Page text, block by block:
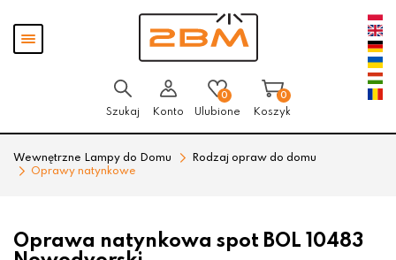
Pokaż
menu
Szukaj Konto
0
Ulubione
0
Koszyk
Wewnętrzne Lampy do Domu
Rodzaj opraw do domu
Oprawy natynkowe
Oprawa natynkowa spot BOL 10483